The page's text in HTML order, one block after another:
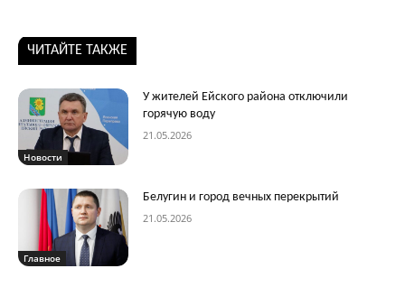
ЧИТАЙТЕ ТАКЖЕ
Новости
У жителей Ейского района отключили
горячую воду
21.05.2026
Главное
Белугин и город вечных перекрытий
21.05.2026